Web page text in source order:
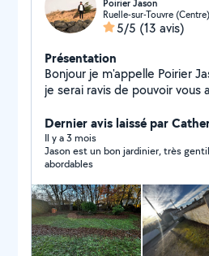
Poirier Jason
Ruelle-sur-Touvre (Centre)
5/5 (13 avis)
Présentation
Bonjour je m'appelle Poirier
je serai ravis de pouvoir vous
Dernier avis laissé par
Il y a 3 mois
Jason est un bon jardinier, très
abordables